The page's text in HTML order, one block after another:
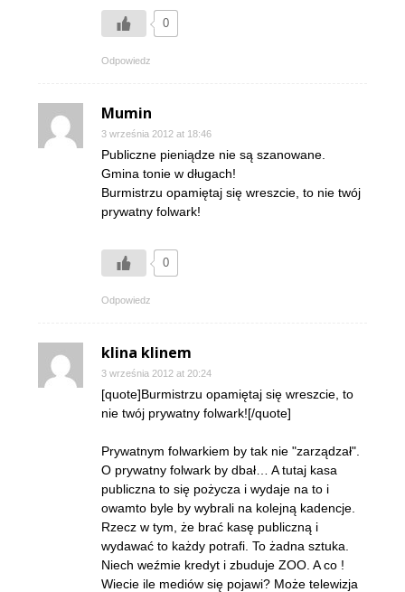
0
Odpowiedz
Mumin
3 września 2012 at 18:46
Publiczne pieniądze nie są szanowane.
Gmina tonie w długach!
Burmistrzu opamiętaj się wreszcie, to nie twój
prywatny folwark!
0
Odpowiedz
klina klinem
3 września 2012 at 20:24
[quote]Burmistrzu opamiętaj się wreszcie, to
nie twój prywatny folwark![/quote]
Prywatnym folwarkiem by tak nie "zarządzał".
O prywatny folwark by dbał… A tutaj kasa
publiczna to się pożycza i wydaje na to i
owamto byle by wybrali na kolejną kadencje.
Rzecz w tym, że brać kasę publiczną i
wydawać to każdy potrafi. To żadna sztuka.
Niech weźmie kredyt i zbuduje ZOO. A co !
Wiecie ile mediów się pojawi? Może telewizja